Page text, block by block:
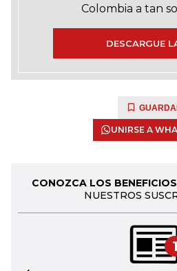
Colombia a tan
DESCARGUE
UNIRSE A
CONOZCA LOS
NUESTROS
1